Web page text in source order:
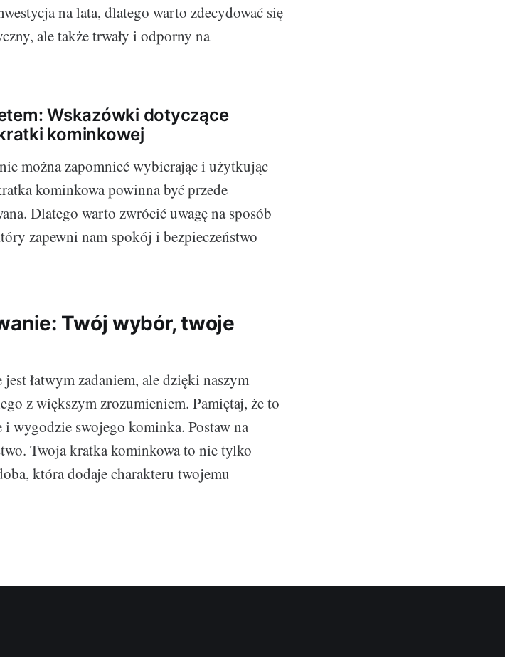
na lata, dlatego warto zdecydować się
ale także trwały i odporny na
Wskazówki dotyczące
kominkowej
można zapomnieć wybierając i użytkując
kominkowa powinna być przede
Dlatego warto zwrócić uwagę na sposób
zapewni nam spokój i bezpieczeństwo
Twój wybór, twoje
łatwym zadaniem, ale dzięki naszym
z większym zrozumieniem. Pamiętaj, że to
wygodzie swojego kominka. Postaw na
Twoja kratka kominkowa to nie tylko
która dodaje charakteru twojemu